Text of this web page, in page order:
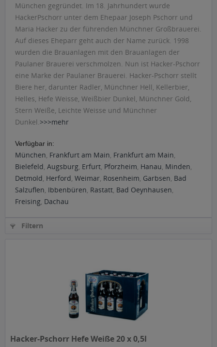
München gegründet. Im 18. Jahrhundert wurde
HackerPschorr unter dem Ehepaar Joseph Pschorr und
Maria Hacker zu der führenden Münchner Großbrauerei.
Auf dieses Eheparr geht auch der Name zurück. 1998
wurden die Brauanlagen mit den Brauanlagen der
Paulaner Brauerei verschmolzen. Nun ist Hacker-Pschorr
eine Marke der Paulaner Brauerei. Hacker-Pschorr stellt
Biere her, darunter Radler, Münchner Hell, Kellerbier,
Helles, Hefe Weisse, Weißbier Dunkel, Münchner Gold,
Stern Weiße, Leichte Weisse und Münchner
Dunkel.>>>mehr
Verfügbar in:
München, Frankfurt am Main, Frankfurt am Main,
Bielefeld, Augsburg, Erfurt, Pforzheim, Hanau, Minden,
Detmold, Herford, Weimar, Rosenheim, Garbsen, Bad
Salzuflen, Ibbenbüren, Rastatt, Bad Oeynhausen,
Freising, Dachau
Filtern
Hacker-Pschorr Hefe Weiße 20 x 0,5l